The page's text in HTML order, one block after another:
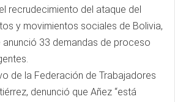
recrudecimiento del ataque del
y movimientos sociales de Bolivia,
anunció 33 demandas de proceso
de la Federación de Trabajadores
denunció que Añez “está